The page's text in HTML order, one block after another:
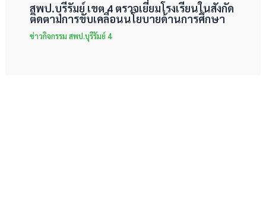
สพป.บุรีรัมย์ เขต 4 ตรวจเยี่ยมโรงเรียนในสังกัด
ติดตามการขับเคลื่อนนโยบายด้านการศึกษา
ข่าวกิจกรรม สพป.บุรีรัมย์ 4